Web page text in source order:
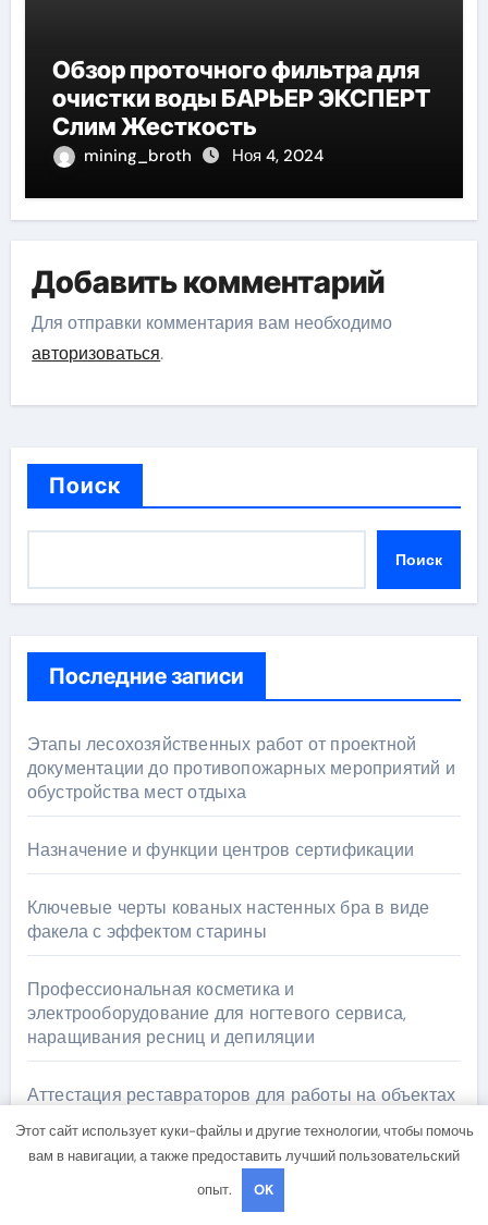
Обзор проточного фильтра для
очистки воды БАРЬЕР ЭКСПЕРТ
Слим Жесткость
mining_broth Ноя 4, 2024
Добавить комментарий
Для отправки комментария вам необходимо
авторизоваться.
Поиск
Поиск
Последние записи
Этапы лесохозяйственных работ от проектной
документации до противопожарных мероприятий и
обустройства мест отдыха
Назначение и функции центров сертификации
Ключевые черты кованых настенных бра в виде
факела с эффектом старины
Профессиональная косметика и
электрооборудование для ногтевого сервиса,
наращивания ресниц и депиляции
Аттестация реставраторов для работы на объектах
Этот сайт использует куки-файлы и другие технологии, чтобы помочь
вам в навигации, а также предоставить лучший пользовательский
опыт.
OK